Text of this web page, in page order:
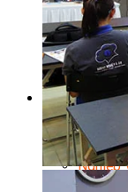
Tiếng
Học
Học
Chuyên
Video
Làm Bánh
Nghiệp
Nghiệp
Nghiệp
Bánh Việt